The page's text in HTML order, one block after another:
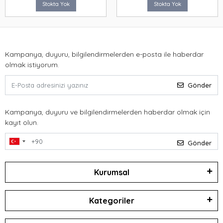
Stokta Yok Stokta Yok
Kampanya, duyuru, bilgilendirmelerden e-posta ile haberdar
olmak istiyorum.
Gönder
Kampanya, duyuru ve bilgilendirmelerden haberdar olmak için
kayıt olun.
Gönder
Kurumsal
Kategoriler